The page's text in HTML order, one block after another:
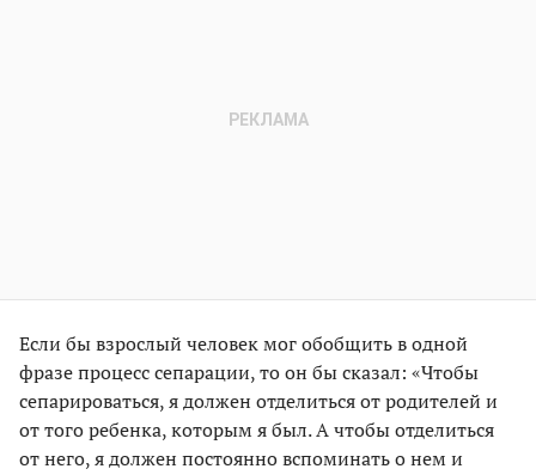
Если бы взрослый человек мог обобщить в одной
фразе процесс сепарации, то он бы сказал: «Чтобы
сепарироваться, я должен отделиться от родителей и
от того ребенка, которым я был. А чтобы отделиться
от него, я должен постоянно вспоминать о нем и